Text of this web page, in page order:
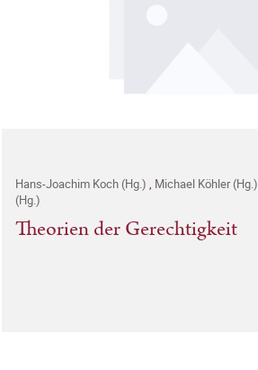
Hans-Joachim Koch (Hg.) , Michael Köhler (Hg.)
(Hg.)
Theorien der Gerechtigkeit